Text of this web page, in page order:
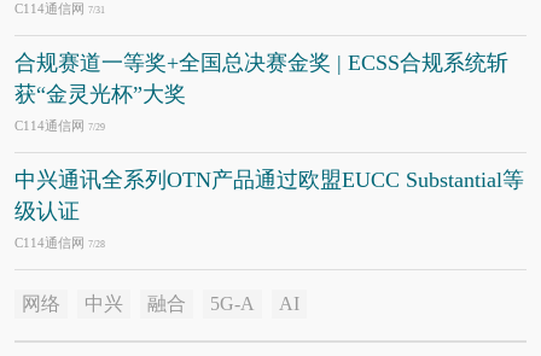
C114通信网 7/31
合规赛道一等奖+全国总决赛金奖 | ECSS合规系统斩
获“金灵光杯”大奖
C114通信网 7/29
中兴通讯全系列OTN产品通过欧盟EUCC Substantial等
级认证
C114通信网 7/28
网络 中兴 融合 5G-A AI